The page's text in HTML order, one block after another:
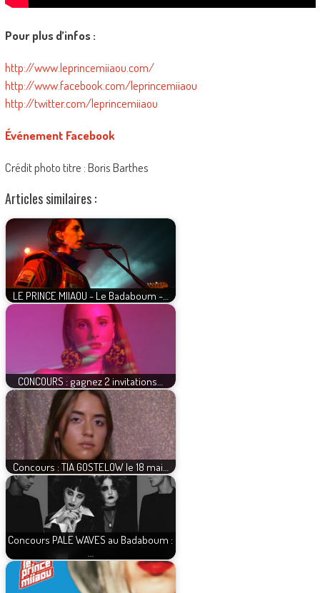
Pour plus d’infos :
http://www.leprincemiiaou.com/
http://www.facebook.com/leprincemiiaou
http://twitter.com/leprincemiiaou
Événement Facebook
Crédit photo titre : Boris Barthes
Articles similaires :
LE PRINCE MIIAOU - Le Badaboum -…
CONCOURS : gagnez 2 invitations…
Concours : TIA GOSTELOW le 18 mai…
Concours PALE WAVES au Badaboum :
…